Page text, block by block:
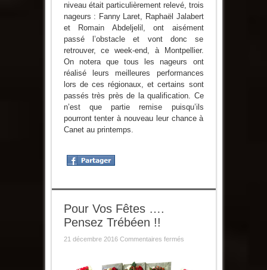
niveau était particulièrement relevé, trois
nageurs : Fanny Laret, Raphaël Jalabert
et Romain Abdeljelil, ont aisément
passé l’obstacle et vont donc se
retrouver, ce week-end, à Montpellier.
On notera que tous les nageurs ont
réalisé leurs meilleures performances
lors de ces régionaux, et certains sont
passés très près de la qualification. Ce
n’est que partie remise puisqu’ils
pourront tenter à nouveau leur chance à
Canet au printemps.
Pour Vos Fêtes ….
Pensez Trébéen !!
21 décembre 2016 Commentaires ferméssur